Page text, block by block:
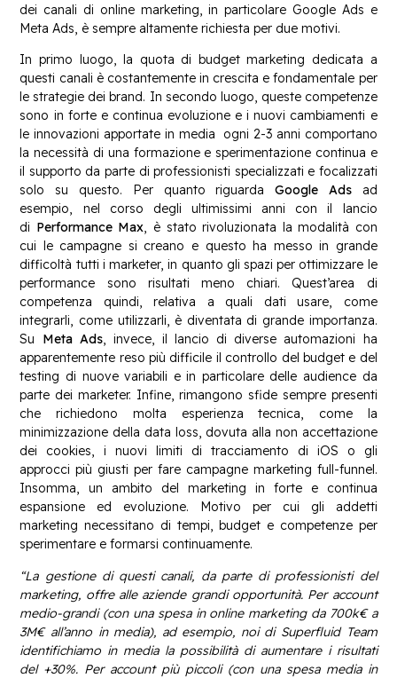
dei canali di online marketing, in particolare Google Ads e
Meta Ads, è sempre altamente richiesta per due motivi.
In primo luogo, la quota di budget marketing dedicata a
questi canali è costantemente in crescita e fondamentale per
le strategie dei brand. In secondo luogo, queste competenze
sono in forte e continua evoluzione e i nuovi cambiamenti e
le innovazioni apportate in media ogni 2-3 anni comportano
la necessità di una formazione e sperimentazione continua e
il supporto da parte di professionisti specializzati e focalizzati
solo su questo. Per quanto riguardaGoogle Adsad
esempio, nel corso degli ultimissimi anni con il lancio
di Performance Max, è stato rivoluzionata la modalità con
cui le campagne si creano e questo ha messo in grande
difficoltà tutti i marketer, in quanto gli spazi per ottimizzare le
performance sono risultati meno chiari. Quest’area di
competenza quindi, relativa a quali dati usare, come
integrarli, come utilizzarli, è diventata di grande importanza.
Su Meta Ads, invece, il lancio di diverse automazioni ha
apparentemente reso più difficile il controllo del budget e del
testing di nuove variabili e in particolare delle audience da
parte dei marketer. Infine, rimangono sfide sempre presenti
che richiedono molta esperienza tecnica, come la
minimizzazione della data loss, dovuta alla non accettazione
dei cookies, i nuovi limiti di tracciamento di iOS o gli
approcci più giusti per fare campagne marketing full-funnel.
Insomma, un ambito del marketing in forte e continua
espansione ed evoluzione. Motivo per cui gli addetti
marketing necessitano di tempi, budget e competenze per
sperimentare e formarsi continuamente.
“La gestione di questi canali, da parte di professionisti del
marketing, offre alle aziende grandi opportunità. Per account
medio-grandi (con una spesa in online marketing da 700k€ a
3M€ all’anno in media), ad esempio, noi di Superfluid Team
identifichiamo in media la possibilità di aumentare i risultati
del +30%. Per account più piccoli (con una spesa media in